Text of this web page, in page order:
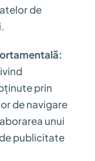
de
prin
de navigare
unui
publicitate